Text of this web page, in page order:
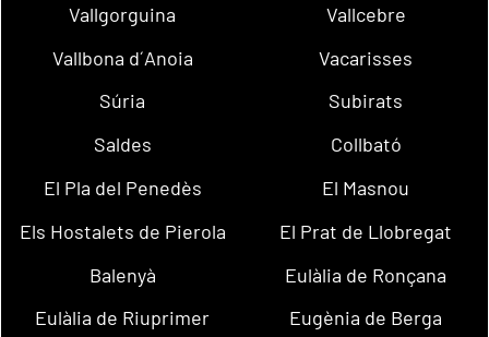
Vallgorguina
Vallcebre
Vallbona d´Anoia
Vacarisses
Súria
Subirats
Saldes
Collbató
El Pla del Penedès
El Masnou
Els Hostalets de Pierola
El Prat de Llobregat
Balenyà
Eulàlia de Ronçana
Eulàlia de Riuprimer
Eugènia de Berga